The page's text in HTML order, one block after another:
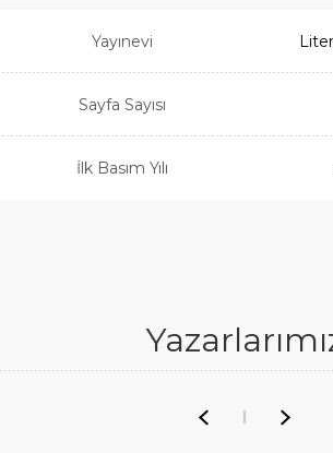
Yayınevi
Sayfa Sayısı
İlk Basım Yılı